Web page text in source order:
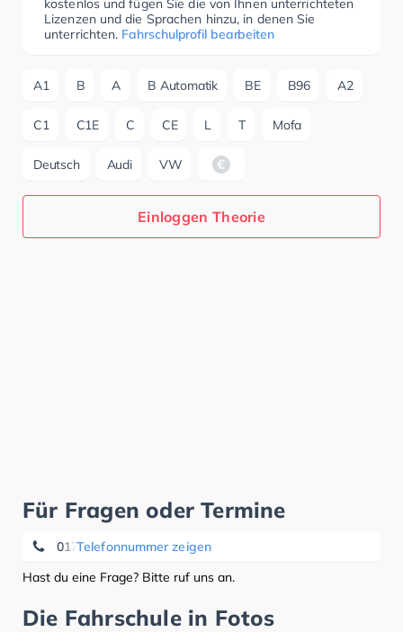
kostenlos und fügen Sie die von Ihnen unterrichteten
Lizenzen und die Sprachen hinzu, in denen Sie
unterrichten. Fahrschulprofil bearbeiten
A1 B A B Automatik BE B96 A2
C1 C1E C CE L T Mofa
Deutsch Audi VW
Einloggen Theorie
Für Fragen oder Termine
Telefonnummer zeigen
0171 7 84 20 47
Hast du eine Frage? Bitte ruf uns an.
Die Fahrschule in Fotos